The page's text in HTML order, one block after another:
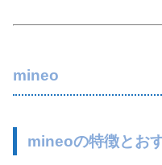
mineo
mineoの特徴とお